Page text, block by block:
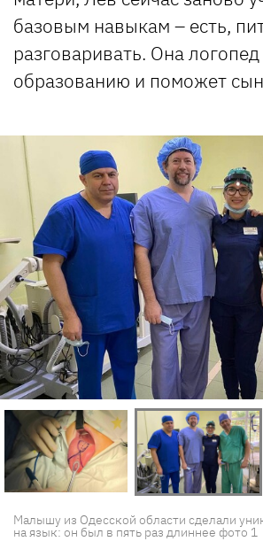
базовым навыкам – есть,
разговаривать. Она
образованию и поможет
Малышу из Одесской области сделали
на язык: он был в пять раз длиннее фото 1